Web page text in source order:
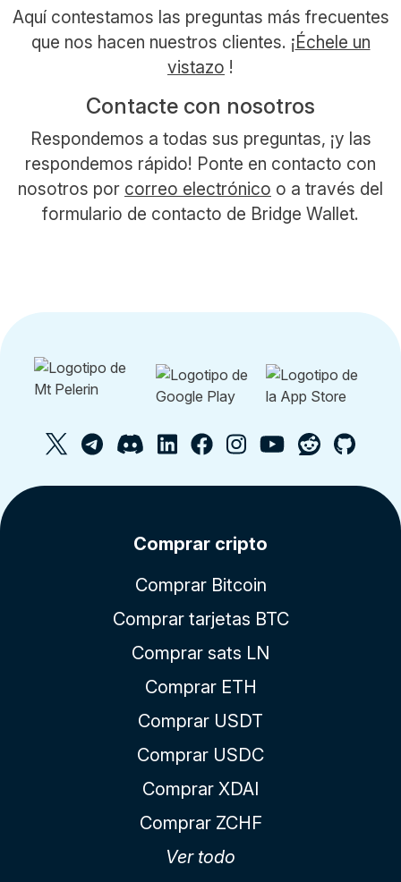
Aquí contestamos las preguntas más frecuentes
que nos hacen nuestros clientes. ¡Échele un
vistazo !
Contacte con nosotros
Respondemos a todas sus preguntas, ¡y las
respondemos rápido! Ponte en contacto con
nosotros por correo electrónico o a través del
formulario de contacto de Bridge Wallet.
Comprar cripto
Comprar Bitcoin
Comprar tarjetas BTC
Comprar sats LN
Comprar ETH
Comprar USDT
Comprar USDC
Comprar XDAI
Comprar ZCHF
Ver todo